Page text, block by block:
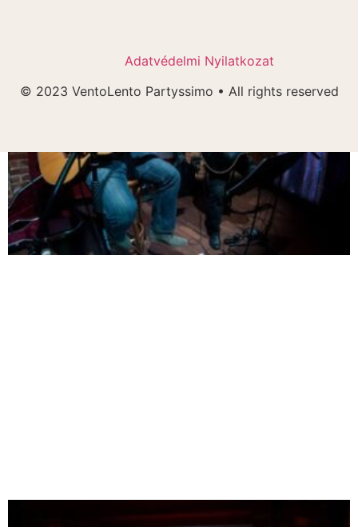
Adatvédelmi Nyilatkozat
© 2023 VentoLento Partyssimo • All rights reserved